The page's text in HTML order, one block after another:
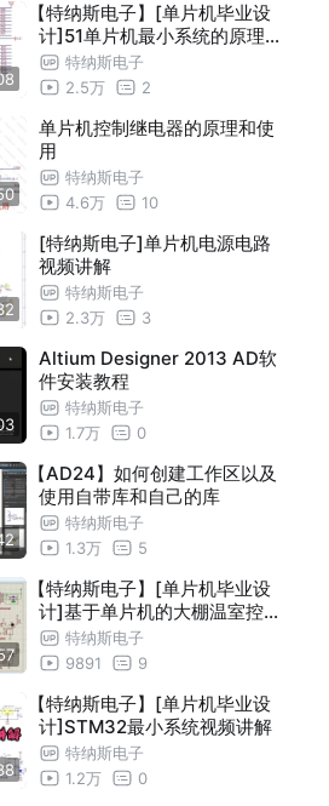
【特纳斯电子】[单片机毕业设
计]51单片机最小系统的原理
图（资料免费获取）
特纳斯电子
2.5万
2
单片机控制继电器的原理和使
用
特纳斯电子
4.6万
10
[特纳斯电子]单片机电源电路
视频讲解
特纳斯电子
2.3万
3
Altium Designer 2013 AD软
件安装教程
特纳斯电子
1.7万
0
【AD24】如何创建工作区以及
使用自带库和自己的库
特纳斯电子
1.3万
5
【特纳斯电子】[单片机毕业设
计]基于单片机的大棚温室控
制系统-仿真讲解
特纳斯电子
9891
9
【特纳斯电子】[单片机毕业设
计]STM32最小系统视频讲解
特纳斯电子
1.2万
0